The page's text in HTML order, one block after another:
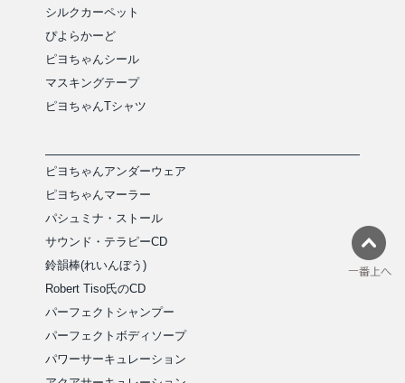
シルクカーペット
ぴよらかーど
ピヨちゃんシール
マスキングテープ
ピヨちゃんTシャツ
ピヨちゃんアンダーウェア
ピヨちゃんマーラー
パシュミナ・ストール
サウンド・テラピーCD
鈴韻棒(れいんぼう)
Robert Tiso氏のCD
パーフェクトシャンプー
パーフェクトボディソープ
パワーサーキュレーション